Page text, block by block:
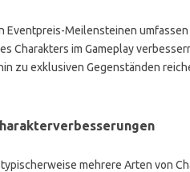
Eventpreis-Meilensteinen
Charakters im Gameplay
zu exklusiven Gegenständen
mehrere Arten von